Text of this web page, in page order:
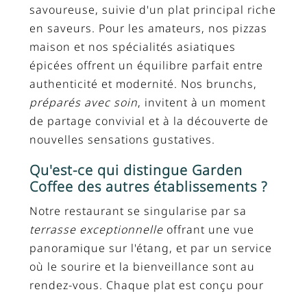
savoureuse, suivie d'un plat principal riche
en saveurs. Pour les amateurs, nos pizzas
maison et nos spécialités asiatiques
épicées offrent un équilibre parfait entre
authenticité et modernité. Nos brunchs,
préparés avec soin, invitent à un moment
de partage convivial et à la découverte de
nouvelles sensations gustatives.
Qu'est-ce qui distingue Garden
Coffee des autres établissements ?
Notre restaurant se singularise par sa
terrasse exceptionnelleoffrant une vue
panoramique sur l'étang, et par un service
où le sourire et la bienveillance sont au
rendez-vous. Chaque plat est conçu pour